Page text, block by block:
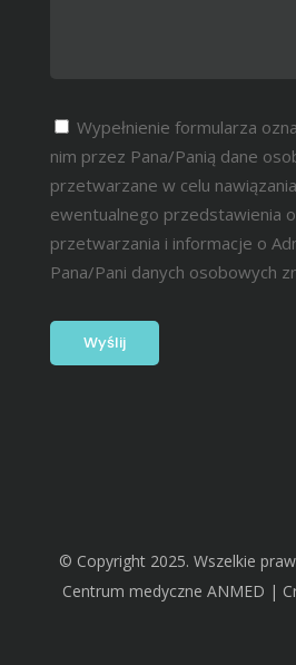
Wypełnienie formularza
nim przez Pana/Panią dane
przetwarzane w celu
ewentualnego przedstawienia
przetwarzania i informacje o
Pana/Pani danych osobowych
© Copyright 2025. Wszelkie
Centrum medyczne ANMED |